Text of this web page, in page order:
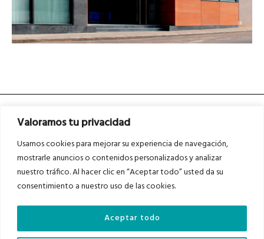
Valoramos tu privacidad
Usamos cookies para mejorar su experiencia de navegación,
mostrarle anuncios o contenidos personalizados y analizar
nuestro tráfico. Al hacer clic en “Aceptar todo” usted da su
consentimiento a nuestro uso de las cookies.
Aceptar todo
Asociados a
Auditados por